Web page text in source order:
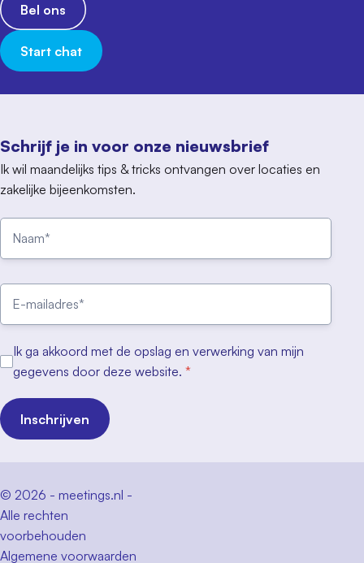
Schrijf je in voor onze nieuwsbrief
Ik wil maandelijks tips & tricks ontvangen over locaties en
zakelijke bijeenkomsten.
Ik ga akkoord met de opslag en verwerking van mijn
gegevens door deze website. *
Inschrijven
Bel ons
Start chat
© 2026 - meetings.nl -
Alle rechten
voorbehouden
Algemene voorwaarden